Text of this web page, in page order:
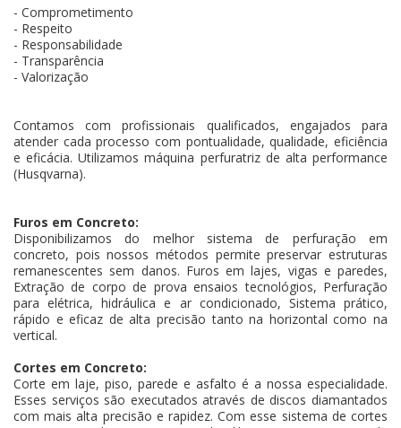
- Comprometimento
- Respeito
- Responsabilidade
- Transparência
- Valorização
Contamos com profissionais qualificados, engajados para
atender cada processo com pontualidade, qualidade, eficiência
e eficácia. Utilizamos máquina perfuratriz de alta performance
(Husqvarna).
Furos em Concreto:
Disponibilizamos do melhor sistema de perfuração em
concreto, pois nossos métodos permite preservar estruturas
remanescentes sem danos. Furos em lajes, vigas e paredes,
Extração de corpo de prova ensaios tecnológios, Perfuração
para elétrica, hidráulica e ar condicionado, Sistema prático,
rápido e eficaz de alta precisão tanto na horizontal como na
vertical.
Cortes em Concreto:
Corte em laje, piso, parede e asfalto é a nossa especialidade.
Esses serviços são executados através de discos diamantados
com mais alta precisão e rapidez. Com esse sistema de cortes